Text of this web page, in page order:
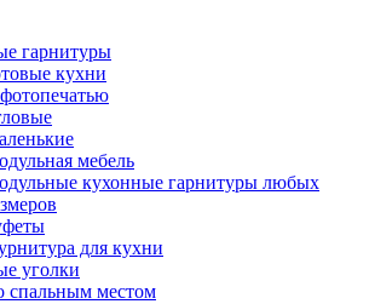
гарнитуры
кухни
мебель
кухонные гарнитуры любых
для кухни
уголки
спальным местом